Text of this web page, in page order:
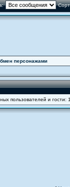
персонажами
пользователей и гости: